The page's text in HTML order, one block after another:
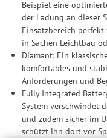
Beispiel eine
der Ladung an dieser
Einsatzbereich
in Sachen Leichtbau
Diamant: Ein
komfortables und
Anforderungen und
Fully Integrated
System verschwindet
und zudem sicher im
schützt ihn dort vor